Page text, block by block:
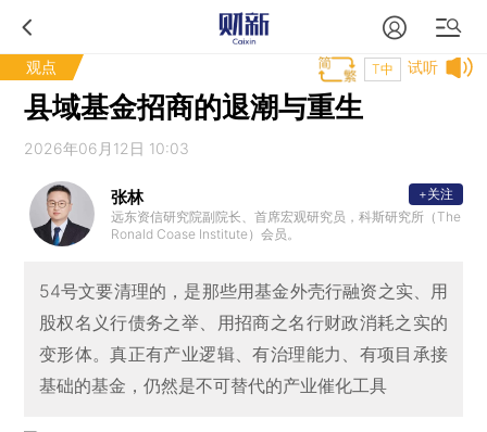
观点 试听
T中
县域基金招商的退潮与重生
2026年06月12日 10:03
张林
远东资信研究院副院长、首席宏观研究员，科斯研究所（The
Ronald Coase Institute）会员。
+关注
54号文要清理的，是那些用基金外壳行融资之实、用
股权名义行债务之举、用招商之名行财政消耗之实的
变形体。真正有产业逻辑、有治理能力、有项目承接
基础的基金，仍然是不可替代的产业催化工具